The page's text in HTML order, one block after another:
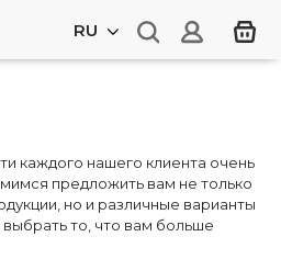
RU
каждого нашего клиента очень
предложить вам не только
но и различные варианты
то, что вам больше